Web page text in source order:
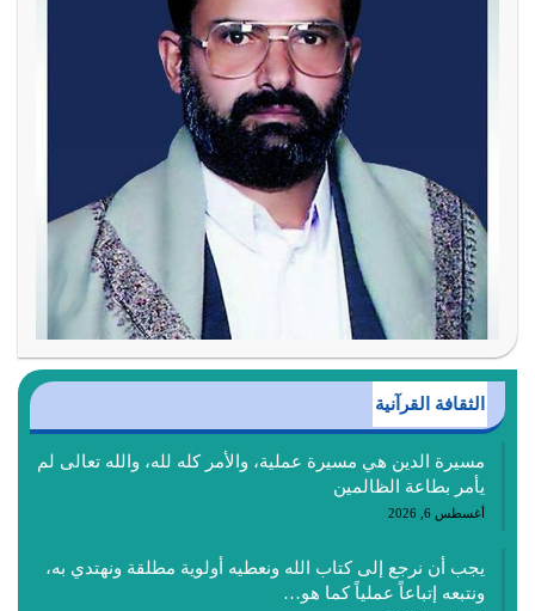
الثقافة القرآنية
مسيرة الدين هي مسيرة عملية، والأمر كله لله، والله تعالى لم
يأمر بطاعة الظالمين
أغسطس 6, 2026
يجب أن نرجع إلى كتاب الله ونعطيه أولوية مطلقة ونهتدي به،
ونتبعه إتباعاً عملياً كما هو…